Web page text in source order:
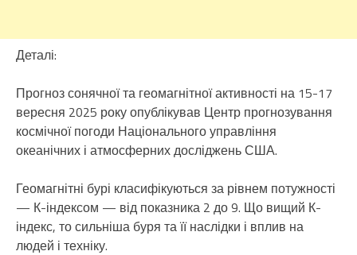
Деталі:
Прогноз сонячної та геомагнітної активності на 15-17
вересня 2025 року опублікував Центр прогнозування
космічної погоди Національного управління
океанічних і атмосферних досліджень США.
Геомагнітні бурі класифікуються за рівнем потужності
— К-індексом — від показника 2 до 9. Що вищий К-
індекс, то сильніша буря та її наслідки і вплив на
людей і техніку.